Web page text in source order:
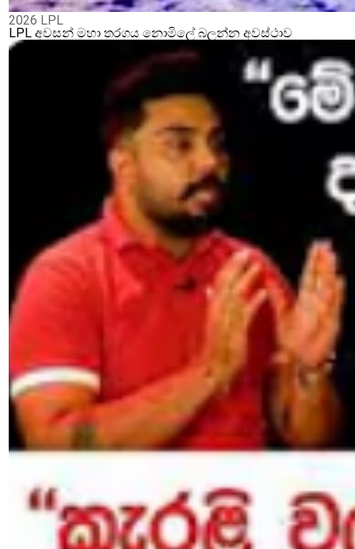
2026 LPL
LPL අවසන් මහා තරගය නොමිලේ බලන්න අවස්ථාව